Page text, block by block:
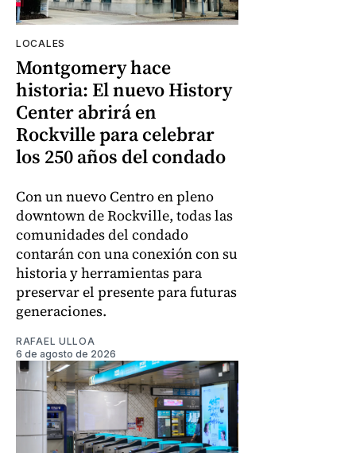
LOCALES
Montgomery hace
historia: El nuevo History
Center abrirá en
Rockville para celebrar
los 250 años del condado
Con un nuevo Centro en pleno
downtown de Rockville, todas las
comunidades del condado
contarán con una conexión con su
historia y herramientas para
preservar el presente para futuras
generaciones.
RAFAEL ULLOA
6 de agosto de 2026